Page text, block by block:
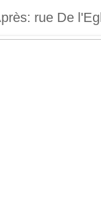
rue De